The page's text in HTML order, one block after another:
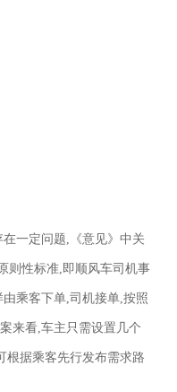
一定问题,《意见》中关
则性标准,即顺风车司机事
乘客下单,司机接单,按照
来看,车主只需设置几个
根据乘客先行发布需求路